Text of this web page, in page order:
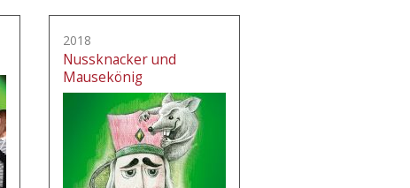
2018
Nussknacker und
Mausekönig